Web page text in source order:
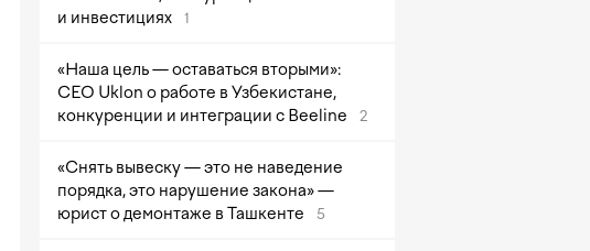
и инвестициях
1
«Наша цель — оставаться вторыми»:
CEO Uklon о работе в Узбекистане,
конкуренции и интеграции с Beeline
2
«Снять вывеску — это не наведение
порядка, это нарушение закона» —
юрист о демонтаже в Ташкенте
5